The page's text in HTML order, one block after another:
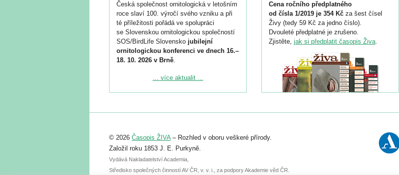
Česká společnost ornitologická v letošním
roce slaví 100. výročí svého vzniku a při
té příležitosti pořádá ve spolupráci
se Slovenskou ornitologickou společností
SOS/BirdLife Slovensko jubilejní
ornitologickou konferenci ve dnech 16.–
18. 10. 2026 v Brně.
Podrobnější informace ke konferenci
Registrovat se můžete do 6. září.
abstraktu přihlášené přednášky nebo
posteru je už 30. června.
... více aktualit ...
Cena ročního předplatného
od čísla 1/2019 je 354 Kč za šest čísel
Živy (tedy 59 Kč za jedno číslo).
Dvouleté předplatné je zrušeno.
Zjistěte, jak si předplatit časopis Živa.
© 2026 Časopis ŽIVA– Rozhled v oboru veškeré přírody.
Založil roku 1853 J. E. Purkyně.
Vydává Nakladatelství Academia,
Středisko společných činností AV ČR, v. v. i., za podpory Akademie věd ČR.